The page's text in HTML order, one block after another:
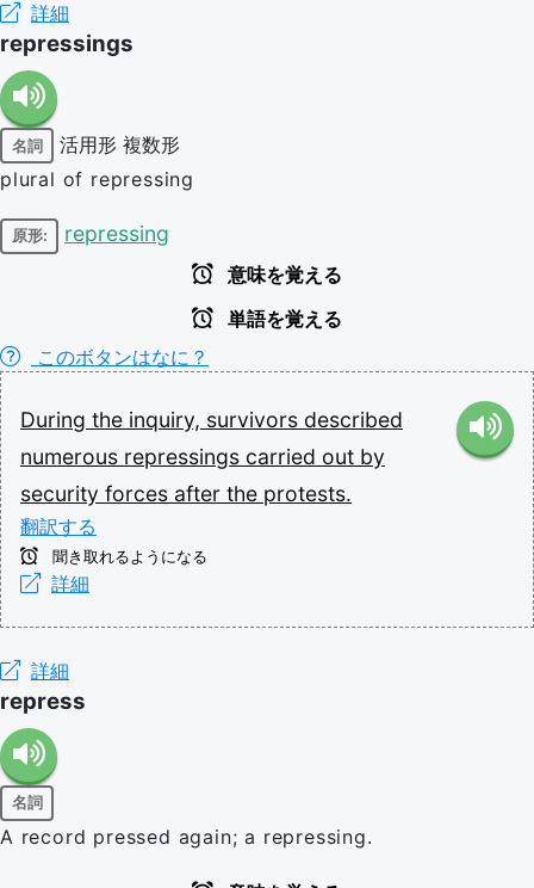
詳細
repressings
名詞 活用形 複数形
plural of repressing
原形: repressing
意味を覚える
単語を覚える
このボタンはなに？
During the inquiry, survivors described
numerous repressings carried out by
security forces after the protests.
翻訳する
聞き取れるようになる
詳細
詳細
repress
名詞
A record pressed again; a repressing.